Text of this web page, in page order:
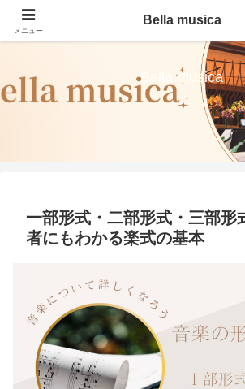
Bella musica
一部形式・二部形式・三部形
者にもわかる楽式の基本
メニュー
Bella musica